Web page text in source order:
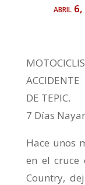
abril
DE TEPIC.
7 Días
Hace unos
en el cruce
Country,